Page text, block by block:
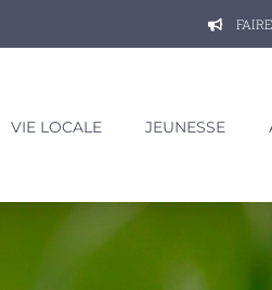
VIE LOCALE JEUNESSE